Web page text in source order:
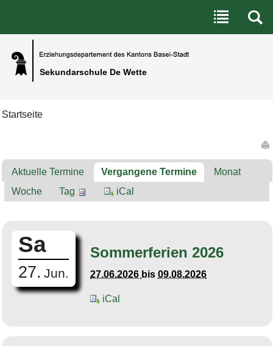
Sekundarschule De Wette
Benutzerspezifische Werkzeuge
Direkt zum Inhalt|Direkt zur Navigation
Startseite
Aktuelle Termine Vergangene Termine
Monat
Woche
Tag iCal
Sa
27. Jun.
Sommerferien 2026
27.06.2026 bis09.08.2026
iCal